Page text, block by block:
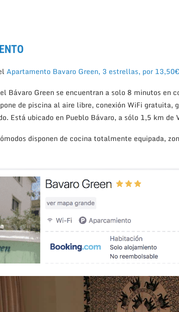
Apartamento Bavaro Green, 3 estrellas, por
Bávaro Green se encuentran a solo 8 minutos en
de piscina al aire libre, conexión WiFi gratuita,
Está ubicado en Pueblo Bávaro, a sólo 1,5 km de
disponen de cocina totalmente equipada,